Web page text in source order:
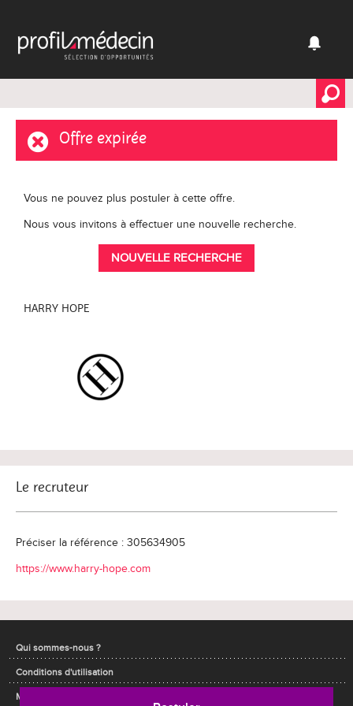
Offre expirée
Vous ne pouvez plus postuler à cette offre.
Nous vous invitons à effectuer une nouvelle recherche.
NOUVELLE RECHERCHE
HARRY HOPE
Le recruteur
Préciser la référence : 305634905
https://www.harry-hope.com
Qui sommes-nous ?
Conditions d'utilisation
Mentions légales